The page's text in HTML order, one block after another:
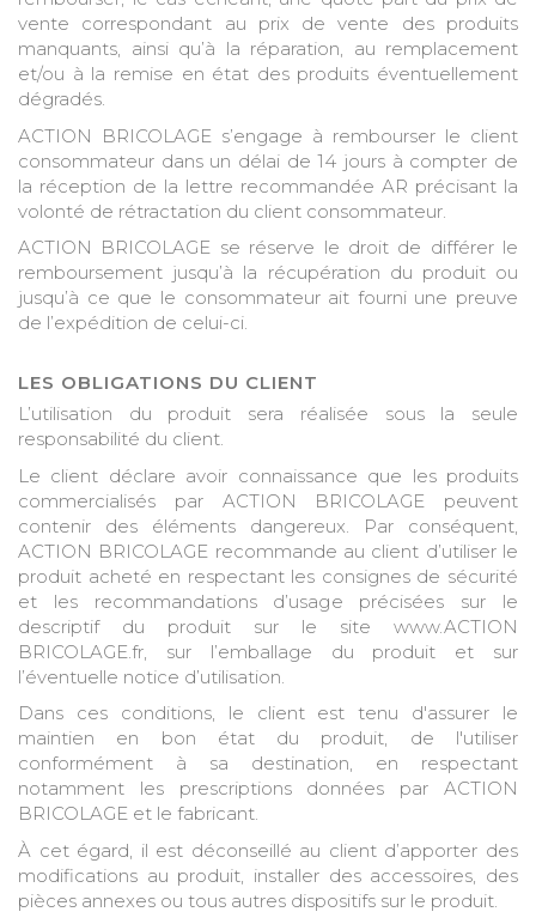
vente correspondant au prix de vente des produits
manquants, ainsi qu’à la réparation, au remplacement
et/ou à la remise en état des produits éventuellement
dégradés.
ACTION BRICOLAGE s’engage à rembourser le client
consommateur dans un délai de 14 jours à compter de
la réception de la lettre recommandée AR précisant la
volonté de rétractation du client consommateur.
ACTION BRICOLAGE se réserve le droit de différer le
remboursement jusqu’à la récupération du produit ou
jusqu’à ce que le consommateur ait fourni une preuve
de l’expédition de celui-ci.
LES OBLIGATIONS DU CLIENT
L’utilisation du produit sera réalisée sous la seule
responsabilité du client.
Le client déclare avoir connaissance que les produits
commercialisés par ACTION BRICOLAGE peuvent
contenir des éléments dangereux. Par conséquent,
ACTION BRICOLAGE recommande au client d’utiliser le
produit acheté en respectant les consignes de sécurité
et les recommandations d’usage précisées sur le
descriptif du produit sur le site www.ACTION
BRICOLAGE.fr, sur l’emballage du produit et sur
l’éventuelle notice d’utilisation.
Dans ces conditions, le client est tenu d'assurer le
maintien en bon état du produit, de l'utiliser
conformément à sa destination, en respectant
notamment les prescriptions données par ACTION
BRICOLAGE et le fabricant.
À cet égard, il est déconseillé au client d’apporter des
modifications au produit, installer des accessoires, des
pièces annexes ou tous autres dispositifs sur le produit.